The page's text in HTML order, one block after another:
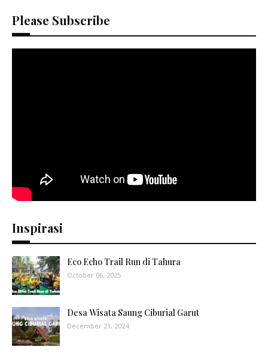
Please Subscribe
Inspirasi
Eco Echo Trail Run di Tahura
October 06, 2025
Desa Wisata Saung Ciburial Garut
December 21, 2024